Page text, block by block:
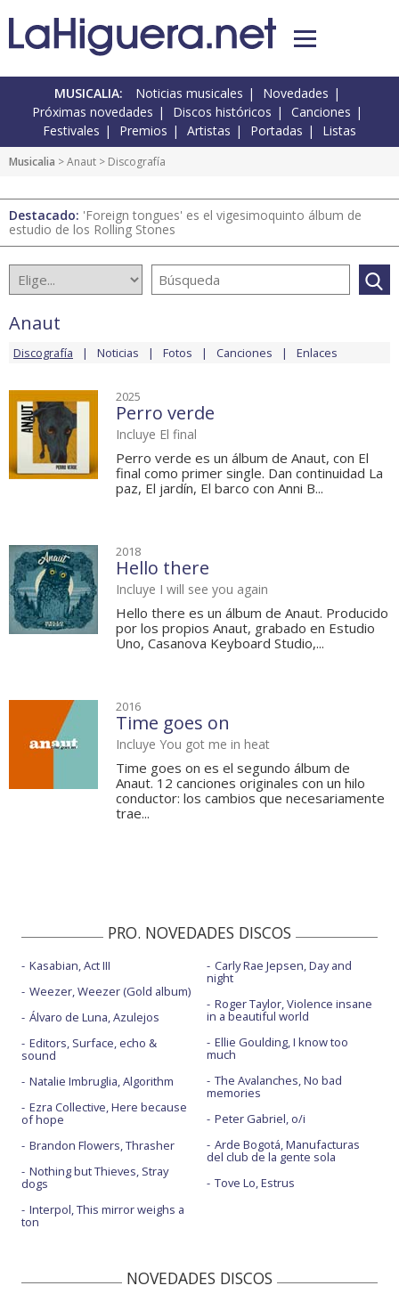
MUSICALIA: Noticias musicales
Novedades
Próximas novedades
Discos históricos
Canciones
Festivales
Premios Artistas Portadas Listas
Musicalia >Anaut > Discografía
Destacado: 'Foreign tongues' es el vigesimoquinto álbum de
estudio de los Rolling Stones
Anaut
Discografía Noticias Fotos Canciones Enlaces
2025
Perro verde
Incluye El final
Perro verde es un álbum de Anaut, con El
final como primer single. Dan continuidad La
paz, El jardín, El barco con Anni B...
2018
Hello there
Incluye I will see you again
Hello there es un álbum de Anaut. Producido
por los propios Anaut, grabado en Estudio
Uno, Casanova Keyboard Studio,...
2016
Time goes on
Incluye You got me in heat
Time goes on es el segundo álbum de
Anaut. 12 canciones originales con un hilo
conductor: los cambios que necesariamente
trae...
PRO. NOVEDADES DISCOS
Kasabian, Act III
Weezer, Weezer (Gold album)
Álvaro de Luna, Azulejos
Editors, Surface, echo &
sound
Natalie Imbruglia, Algorithm
Ezra Collective, Here because
of hope
Brandon Flowers, Thrasher
Nothing but Thieves, Stray
dogs
Interpol, This mirror weighs a
ton
Carly Rae Jepsen, Day and
night
Roger Taylor, Violence insane
in a beautiful world
Ellie Goulding, I know too
much
The Avalanches, No bad
memories
Peter Gabriel, o/i
Arde Bogotá, Manufacturas
del club de la gente sola
Tove Lo, Estrus
NOVEDADES DISCOS